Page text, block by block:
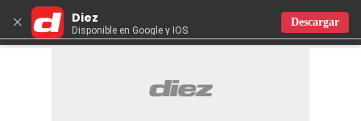
× Diez
Disponible en Google y IOS
Descargar